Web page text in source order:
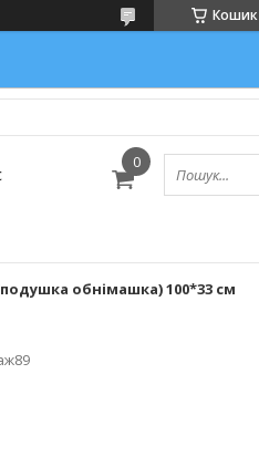
Кошик
обнімашка) 100*33 см